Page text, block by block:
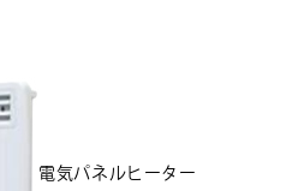
電気パネルヒーター